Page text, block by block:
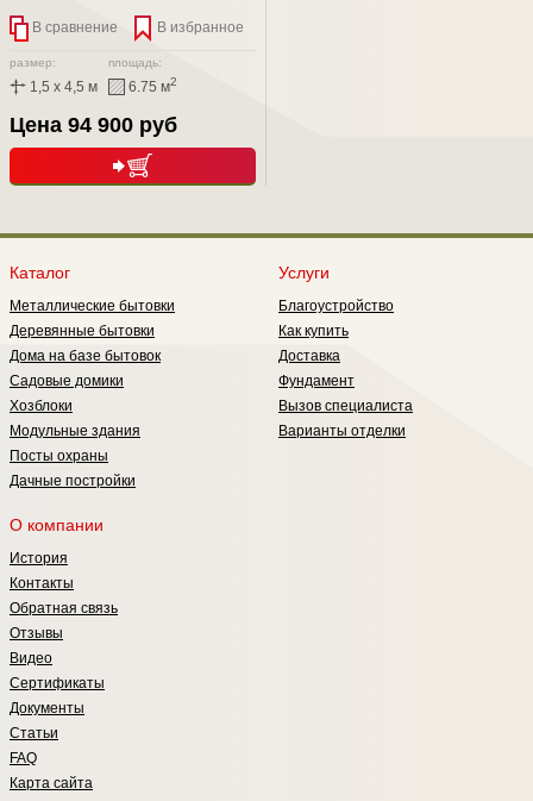
В сравнение В избранное
размер:
1,5 x 4,5 м
площадь:
6.75 м2
Цена 94 900 руб
Каталог
Металлические бытовки
Деревянные бытовки
Дома на базе бытовок
Садовые домики
Хозблоки
Модульные здания
Посты охраны
Дачные постройки
Услуги
Благоустройство
Как купить
Доставка
Фундамент
Вызов специалиста
Варианты отделки
О компании
История
Контакты
Обратная связь
Отзывы
Видео
Сертификаты
Документы
Статьи
FAQ
Карта сайта